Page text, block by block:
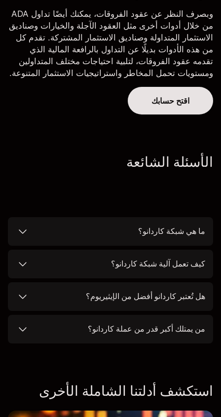
وبصرف النظر عن عقود الفروقات، يمكنك أيضًا تداول ADA
من خلال أدوات أخرى مثل العقود الآجلة والخيارات وصناديق
الاستثمار المتداولة وصناديق الاستثمار المشتركة. تقدم كل
من هذه الأدوات بديلًا عن التداول بالرافعة المالية الذي
تقدمه عقود الفروقات، لتلبية احتياجات مختلف المتداولين
ومستويات تحمل المخاطر واستراتيجيات الاستثمار المتنوعة.
اقتح حسابك
الأسئلة الشائعة
ما هي شبكة كاردانو؟
كيف تعمل آلية شبكة كاردانو؟
هل تُعتبر كاردانو أفضل من الإيثيريوم؟
من يمتلك أكبر قدر من عملة كاردانو؟
استكشف أدلتنا الشاملة الأخرى